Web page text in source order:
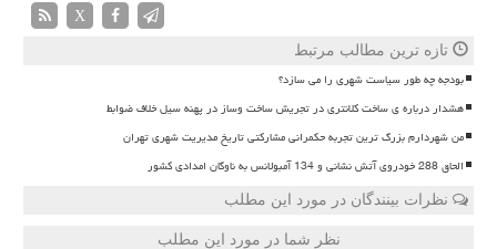
X
تازه ترین مطالب مرتبط
بودجه چه طور سیاست شهری را می سازد؟
هشدار درباره ی ساخت کلانتری در تجریش ساخت وساز در پهنه سیل خلاف ضوابط
من شهردارم بزرگ ترین تجربه حکمرانی مشارکتی تاریخ مدیریت شهری تهران
الحاق 288 خودروی آتش نشانی و 134 آمبولانس به ناوگان امدادی کشور
نظرات بینندگان در مورد این مطلب
نظر شما در مورد این مطلب